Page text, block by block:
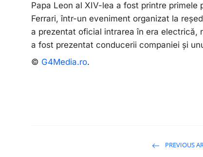
Papa Leon al XIV-lea a fost printre
Ferrari, într-un eveniment organizat la
a prezentat oficial intrarea în era electrică,
a fost prezentat conducerii companiei și
© G4Media.ro.
PREVIOUS